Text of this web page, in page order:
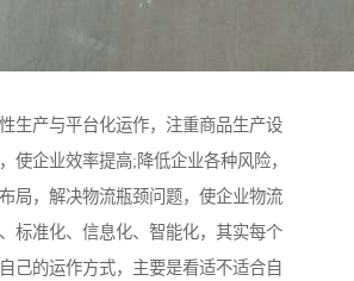
生产与平台化运作，注重商品生产设
使企业效率提高;降低企业各种风险，
局，解决物流瓶颈问题，使企业物流
标准化、信息化、智能化，其实每个
己的运作方式，主要是看适不适合自